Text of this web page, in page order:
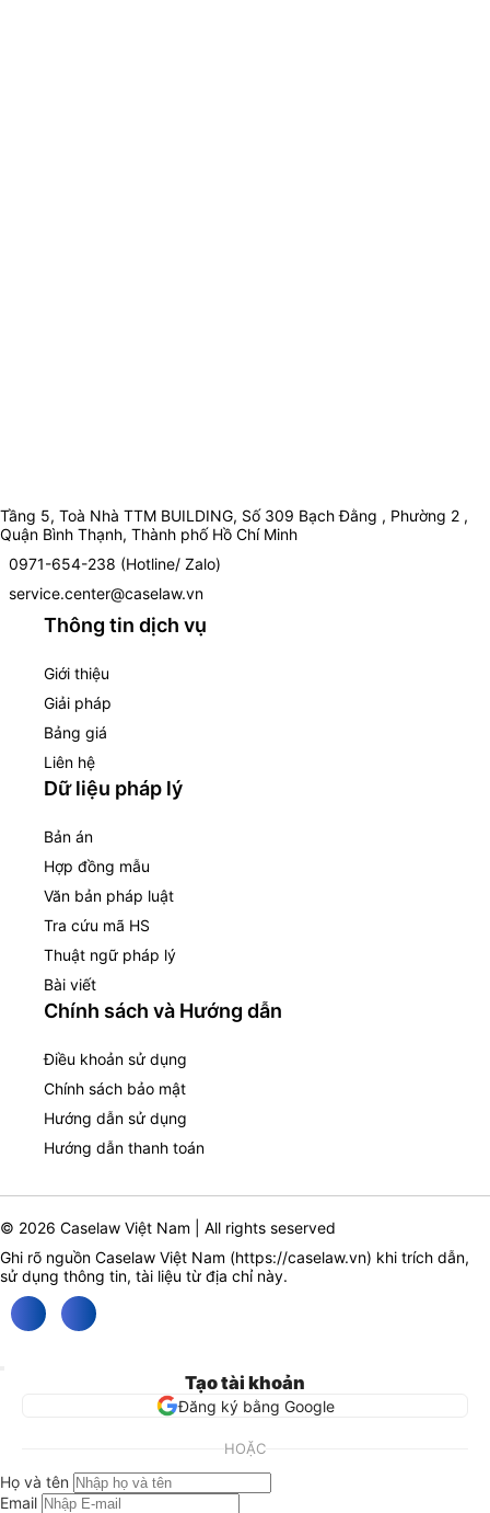
Tầng 5, Toà Nhà TTM BUILDING, Số 309 Bạch Đằng , Phường 2 ,
Quận Bình Thạnh, Thành phố Hồ Chí Minh
0971-654-238 (Hotline/ Zalo)
service.center@caselaw.vn
Thông tin dịch vụ
Giới thiệu
Giải pháp
Bảng giá
Liên hệ
Dữ liệu pháp lý
Bản án
Hợp đồng mẫu
Văn bản pháp luật
Tra cứu mã HS
Thuật ngữ pháp lý
Bài viết
Chính sách và Hướng dẫn
Điều khoản sử dụng
Chính sách bảo mật
Hướng dẫn sử dụng
Hướng dẫn thanh toán
© 2026 Caselaw Việt Nam | All rights seserved
Ghi rõ nguồn Caselaw Việt Nam (https://caselaw.vn) khi trích dẫn,
sử dụng thông tin, tài liệu từ địa chỉ này.
Tạo tài khoản
Đăng ký bằng Google
HOẶC
Họ và tên
Email